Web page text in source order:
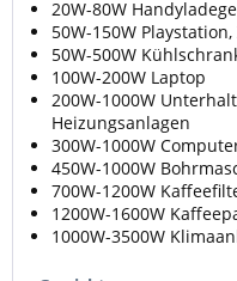
20W-80W
50W-150W Playstation,
50W-500W
100W-200W Laptop
200W-1000W
Heizungsanlagen
300W-1000W
450W-1000W
700W-1200W
1200W-1600W
1000W-3500W